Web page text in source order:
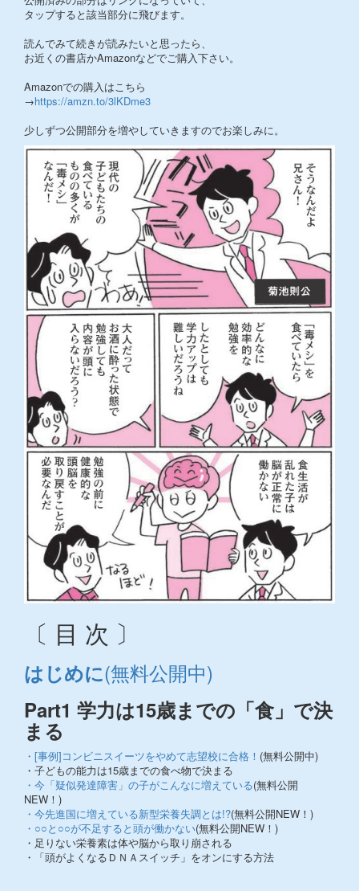
タップすると該当部分に飛びます。
読んでみて続きが読みたいと思ったら、
お近くの書店かAmazonなどでご購入下さい。
Amazonでの購入はこちら
→https://amzn.to/3lKDme3
少しずつ公開部分を増やしていきますのでお楽しみに。
〔 目 次 〕
はじめに(無料公開中)
Part1 学力は15歳までの「食」で決
まる
・[事例]コンビニスイーツをやめて志望校に合格！ (無料公開中)
・子どもの能力は15歳までの食べ物で決まる
・今「疑似発達障害」の子がこんなに増えている(無料公開
NEW！)
・今先進国に増えている新型栄養失調とは!?(無料公開NEW！)
・○○と○○が不足すると頭が働かない(無料公開NEW！)
・足りない栄養素は体や脳から取り崩される
・「頭がよくなるＤＮＡスイッチ」をオンにする方法